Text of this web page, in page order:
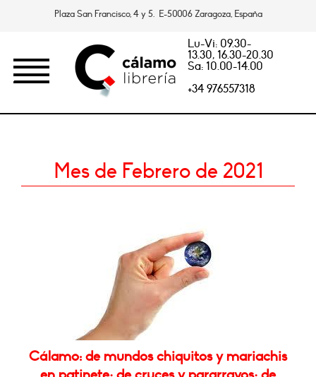
Plaza San Francisco, 4 y 5. E-50006 Zaragoza, España
Lu-Vi: 09.30-
13.30, 16.30-20.30
Sa: 10.00-14.00
+34 976557318
Mes de Febrero de 2021
Cálamo: de mundos chiquitos y mariachis